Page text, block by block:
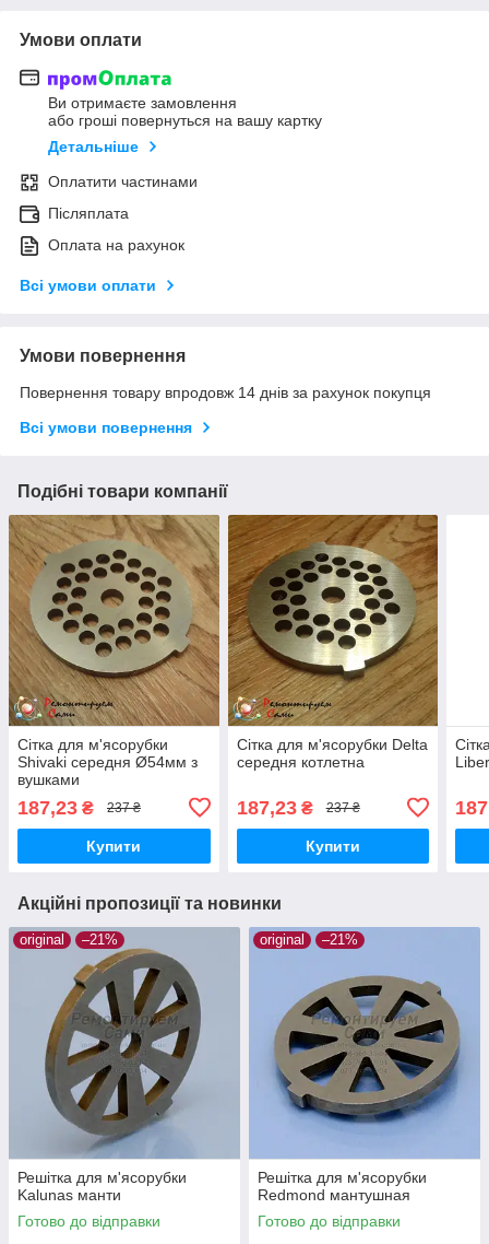
Умови оплати
Ви отримаєте замовлення
або гроші повернуться на вашу картку
Детальніше
Оплатити частинами
Післяплата
Оплата на рахунок
Всі умови оплати
Умови повернення
Повернення товару впродовж 14 днів за рахунок покупця
Всі умови повернення
Подібні товари компанії
Сітка для м'ясорубки
Shivaki середня Ø54мм з
вушками
187,23 ₴ 237 ₴
Купити
Сітка для м'ясорубки Delta
середня котлетна
187,23₴ 237 ₴
Купити
Акційні пропозиції та новинки
original –21%
Решітка для м'ясорубки
Kalunas манти
Готово до відправки
original –21%
Решітка для м'ясорубки
Redmond мантушная
Готово до відправки